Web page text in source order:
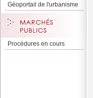
Géoportail de l'urbanisme
Procédures en cours